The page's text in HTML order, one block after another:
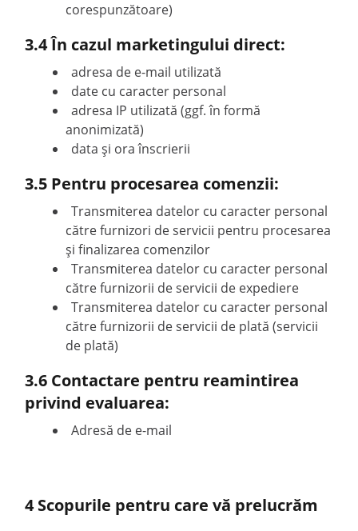
corespunzătoare)
3.4 În cazul marketingului direct:
adresa de e-mail utilizată
date cu caracter personal
adresa IP utilizată (ggf. în formă
anonimizată)
data și ora înscrierii
3.5 Pentru procesarea comenzii:
Transmiterea datelor cu caracter personal
către furnizori de servicii pentru procesarea
și finalizarea comenzilor
Transmiterea datelor cu caracter personal
către furnizorii de servicii de expediere
Transmiterea datelor cu caracter personal
către furnizorii de servicii de plată (servicii
de plată)
3.6 Contactare pentru reamintirea
privind evaluarea:
Adresă de e-mail
4 Scopurile pentru care vă prelucrăm